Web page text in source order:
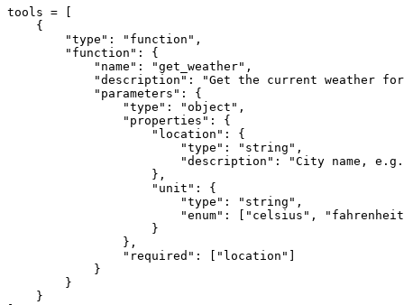
tools = [
    {
        "type": "function",
        "function": {
            "name": "get_weather",
"description": "Get the current weather
            "parameters": {
                "type": "object",
                "properties": {
                    "location": {
                        "type": "string",
"description": "City name,
                    },
                    "unit": {
                        "type": "string",
"enum": ["celsius",
                    }
                },
                "required": ["location"]
            }
        }
    }